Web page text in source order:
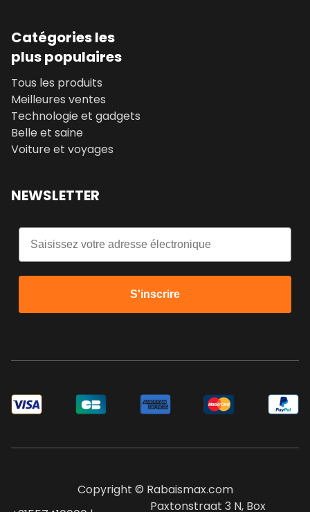
Catégories les
plus populaires
Tous les produits
Meilleures ventes
Technologie et gadgets
Belle et saine
Voiture et voyages
NEWSLETTER
Email
S'inscrire
Copyright © Rabaismax.com
Paxtonstraat 3 N, Box